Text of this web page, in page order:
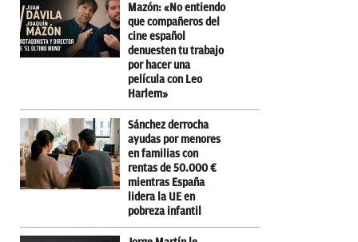
Mazón: «No entiendo
que compañeros del
cine español
denuesten tu trabajo
por hacer una
película con Leo
Harlem»
Sánchez derrocha
ayudas por menores
en familias con
rentas de 50.000 €
mientras España
lidera la UE en
pobreza infantil